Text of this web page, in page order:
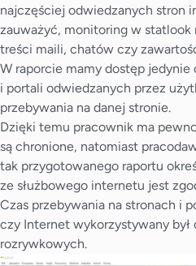
najczęściej odwiedzanych stron
zauważyć, monitoring w statlook
treści maili, chatów czy
W raporcie mamy dostęp
i portali odwiedzanych przez
przebywania na danej stronie.
Dzięki temu pracownik ma
są chronione, natomiast
tak przygotowanego raportu
ze służbowego internetu jest
Czas przebywania na stronach i
czy Internet wykorzystywany
rozrywkowych.